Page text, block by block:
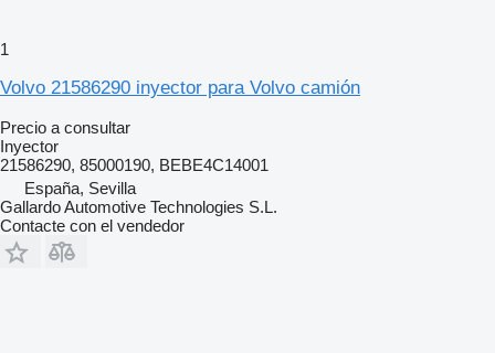
1
Volvo 21586290 inyector para Volvo camión
Precio a consultar
Inyector
21586290, 85000190, BEBE4C14001
España, Sevilla
Gallardo Automotive Technologies S.L.
Contacte con el vendedor